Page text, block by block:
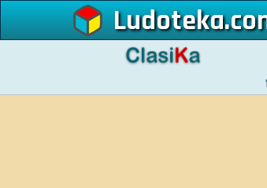
Ludoteka